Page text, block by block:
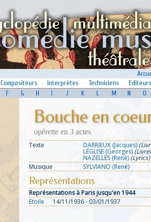
Compositeurs Interprètes Techniciens
Editeurs
F G H I J K L M N O
Bouche en
opérette en 3 actes
Texte
DARRIEUX (Jacques)
LÉGLISE (Georges)
NAZELLES (René) (Lyrics)
Musique
SYLVIANO (René)
Représentations
Représentations à Paris jusqu'en 1944
Etoile
14/11/1936 - 03/01/1937